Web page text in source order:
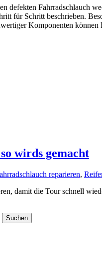
defekten Fahrradschlauch
für Schritt beschrieben.
Komponenten
wirds gemacht
reparieren,
damit die Tour schnell